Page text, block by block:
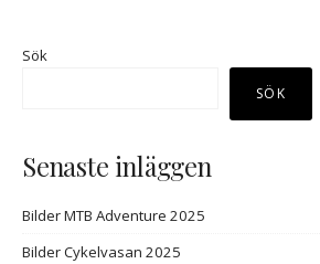
Sök
SÖK
Senaste inläggen
Bilder MTB Adventure 2025
Bilder Cykelvasan 2025